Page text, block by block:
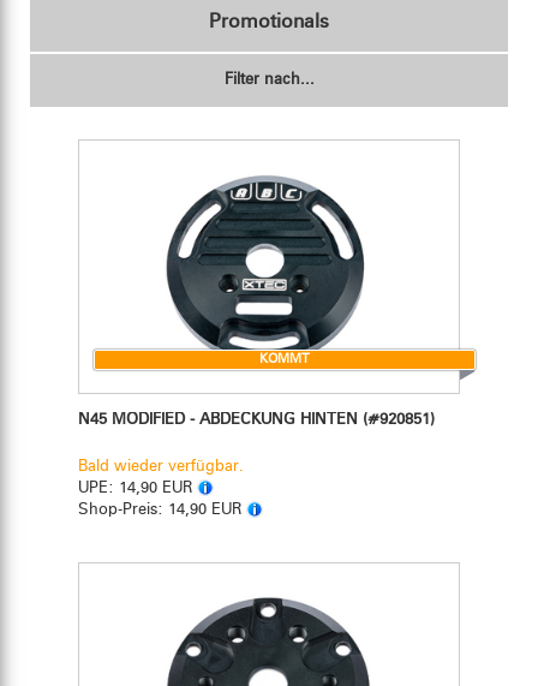
Promotionals
Filter nach...
KOMMT
N45 MODIFIED - ABDECKUNG HINTEN (#920851)
Bald wieder verfügbar.
UPE: 14,90 EUR
Shop-Preis: 14,90 EUR